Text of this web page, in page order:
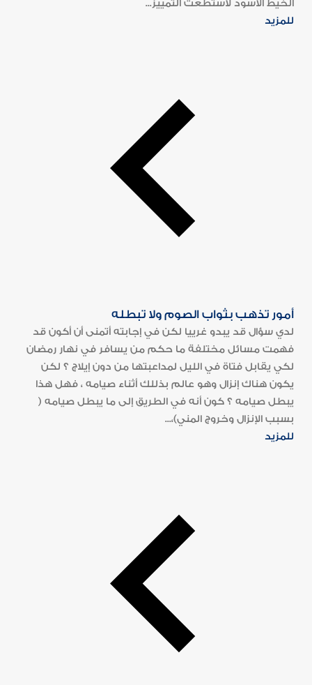
الخيط الأسود لاستطعت التمييز...
للمزيد
أمور تذهب بثواب الصوم ولا تبطله
لدي سؤال قد يبدو غرييا لكن في إجابته أتمنى أن أكون قد
فهمت مسائل مختلفة ما حكم من يسافر في نهار رمضان
لكي يقابل فتاة في الليل لمداعبتها من دون إيلاج ؟ لكن
يكون هناك إنزال وهو عالم بذللك أثناء صيامه ، فهل هذا
يبطل صيامه ؟ كون أنه في الطريق إلى ما يبطل صيامه (
بسبب الإنزال وخروج المني)،...
للمزيد